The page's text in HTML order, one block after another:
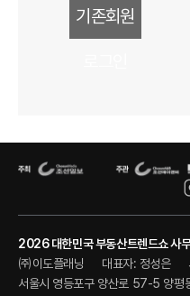
기존회원
2026 대한민국 부동산트렌드쇼 사
㈜이도플래닝
대표자: 정성은
서울시 영등포구 양산로 57-5 양